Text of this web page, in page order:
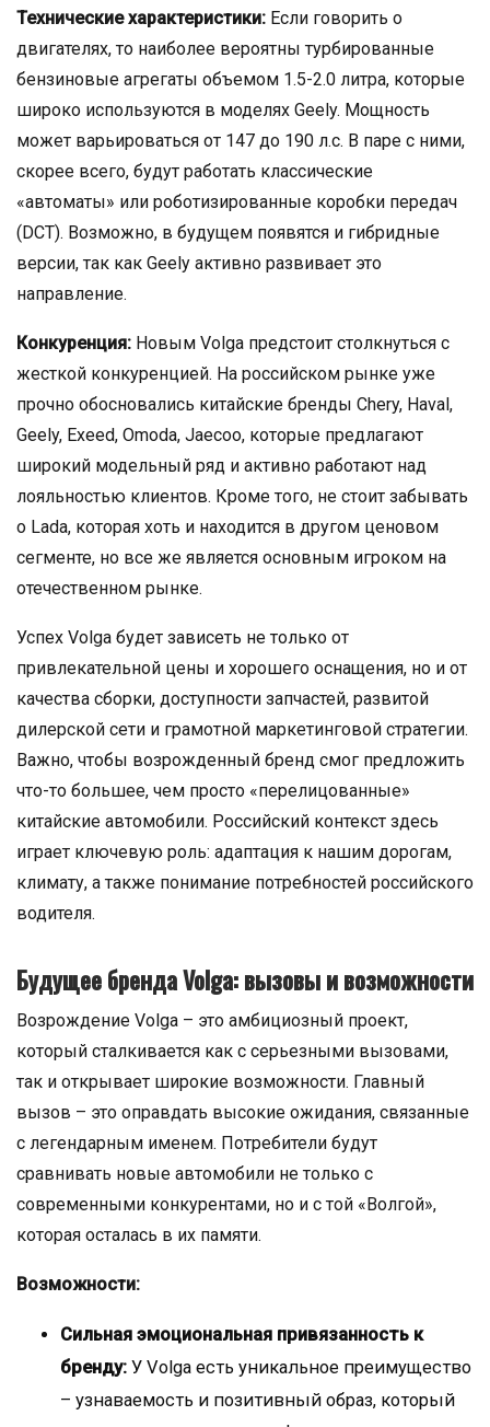
Технические характеристики: Если говорить о
двигателях, то наиболее вероятны турбированные
бензиновые агрегаты объемом 1.5-2.0 литра, которые
широко используются в моделях Geely. Мощность
может варьироваться от 147 до 190 л.с. В паре с ними,
скорее всего, будут работать классические
«автоматы» или роботизированные коробки передач
(DCT). Возможно, в будущем появятся и гибридные
версии, так как Geely активно развивает это
направление.
Конкуренция: Новым Volga предстоит столкнуться с
жесткой конкуренцией. На российском рынке уже
прочно обосновались китайские бренды Chery, Haval,
Geely, Exeed, Omoda, Jaecoo, которые предлагают
широкий модельный ряд и активно работают над
лояльностью клиентов. Кроме того, не стоит забывать
о Lada, которая хоть и находится в другом ценовом
сегменте, но все же является основным игроком на
отечественном рынке.
Успех Volga будет зависеть не только от
привлекательной цены и хорошего оснащения, но и от
качества сборки, доступности запчастей, развитой
дилерской сети и грамотной маркетинговой стратегии.
Важно, чтобы возрожденный бренд смог предложить
что-то большее, чем просто «перелицованные»
китайские автомобили. Российский контекст здесь
играет ключевую роль: адаптация к нашим дорогам,
климату, а также понимание потребностей российского
водителя.
Будущее бренда Volga: вызовы и возможности
Возрождение Volga – это амбициозный проект,
который сталкивается как с серьезными вызовами,
так и открывает широкие возможности. Главный
вызов – это оправдать высокие ожидания, связанные
с легендарным именем. Потребители будут
сравнивать новые автомобили не только с
современными конкурентами, но и с той «Волгой»,
которая осталась в их памяти.
Возможности:
Сильная эмоциональная привязанность к
бренду: У Volga есть уникальное преимущество
– узнаваемость и позитивный образ, который